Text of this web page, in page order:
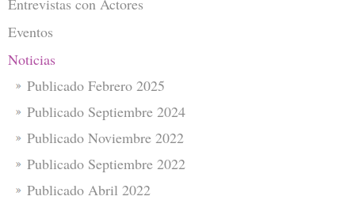
Entrevistas con Actores
Eventos
Noticias
Publicado Febrero 2025
Publicado Septiembre 2024
Publicado Noviembre 2022
Publicado Septiembre 2022
Publicado Abril 2022